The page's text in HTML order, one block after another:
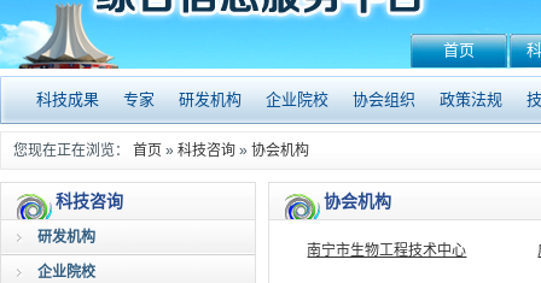
首页
科技成果 专家 研发机构 企业院校 协会组织 政策法规
您现在正在浏览： 首页 » 科技咨询 » 协会机构
科技咨询
研发机构
企业院校
协会机构
南宁市生物工程技术中心